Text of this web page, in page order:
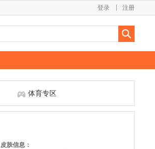
注册
登录
体育专区
皮肤信息：